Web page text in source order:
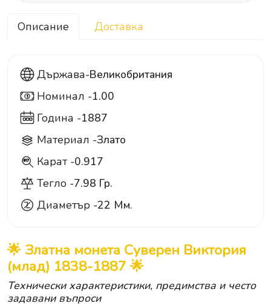
Описание Доставка
Държава-Великобритания
1 Номинал -1.00
Година -1887
Материал -Злато
917 Карат -0.917
Тегло -7.98 Гр.
Диаметър -22 Мм.
🌟 Златна монета Суверен Виктория
(млад) 1838-1887 🌟
Технически характеристики, предимства и често
задавани въпроси